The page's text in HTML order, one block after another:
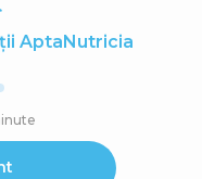
AptaNutricia